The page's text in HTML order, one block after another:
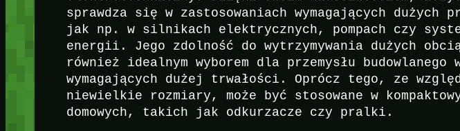
sprawdza się w zastosowaniach wymagających dużych
jak np. w silnikach elektrycznych, pompach czy
energii. Jego zdolność do wytrzymywania dużych
również idealnym wyborem dla przemysłu
wymagających dużej trwałości. Oprócz tego, ze
niewielkie rozmiary, może być stosowane w
domowych, takich jak odkurzacze czy pralki.